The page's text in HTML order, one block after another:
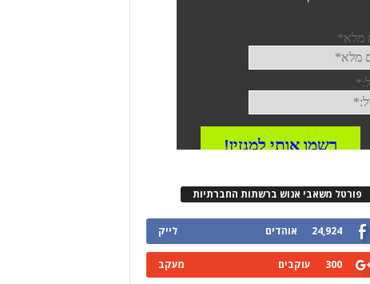
פורטל משאבי אנוש ברשתות החברתיות
24,924 אוהדים לייק
300 עוקבים מעקב